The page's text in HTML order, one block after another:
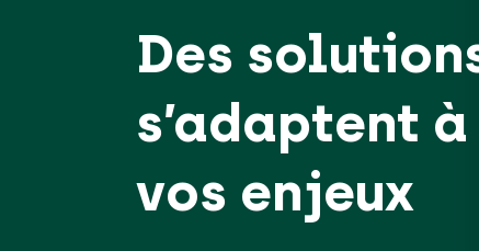
Des
s’adaptent
vos enjeux